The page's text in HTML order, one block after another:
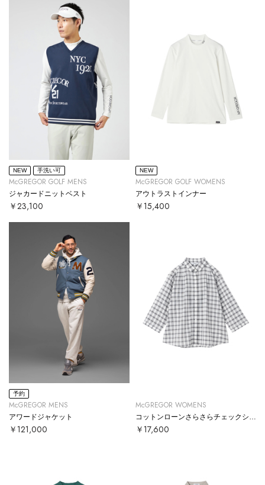
NEW 手洗い可
McGREGOR GOLF MENS
ジャカードニットベスト
￥23,100
NEW
McGREGOR GOLF WOMENS
アウトラストインナー
￥15,400
予約
McGREGOR MENS
アワードジャケット
￥121,000
McGREGOR WOMENS
￥17,600